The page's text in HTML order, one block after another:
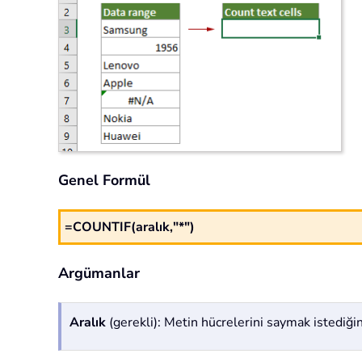
Genel Formül
=COUNTIF(aralık,"*")
Argümanlar
Aralık (gerekli): Metin hücrelerini saymak